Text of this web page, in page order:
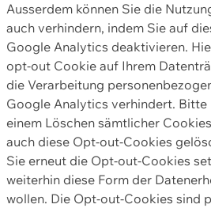
Ausserdem können Sie die
auch verhindern, indem Sie auf
Google Analytics deaktivieren.
opt-out Cookie auf Ihrem
die Verarbeitung
Google Analytics verhindert. Bitte
einem Löschen sämtlicher
auch diese Opt-out-Cookies
Sie erneut die Opt-out-Cookies
weiterhin diese Form der
wollen. Die Opt-out-Cookies sind